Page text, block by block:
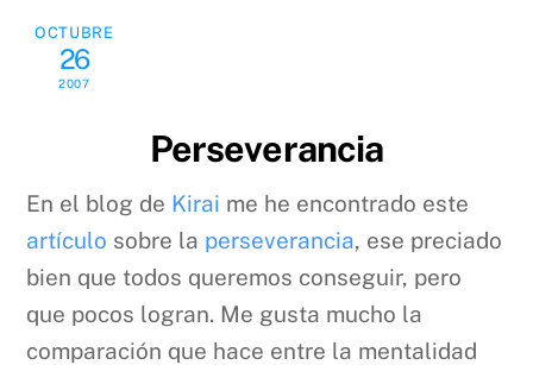
OCTUBRE
26
2007
Perseverancia
En el blog de Kirai me he encontrado este
artículo sobre la perseverancia, ese preciado
bien que todos queremos conseguir, pero
que pocos logran. Me gusta mucho la
comparación que hace entre la mentalidad